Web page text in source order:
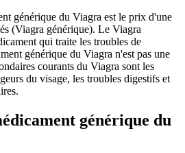
générique du Viagra est le prix d'une
(Viagra générique). Le Viagra
qui traite les troubles de
générique du Viagra n'est pas une
courants du Viagra sont les
du visage, les troubles digestifs et
générique du